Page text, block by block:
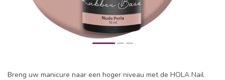
Breng uw manicure naar een hoger niveau met de HOLA Nail